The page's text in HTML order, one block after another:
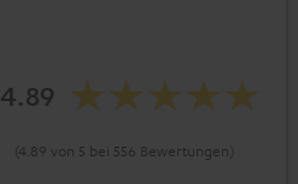
4.89
(4.89 von 5 bei 556 Bewertungen)